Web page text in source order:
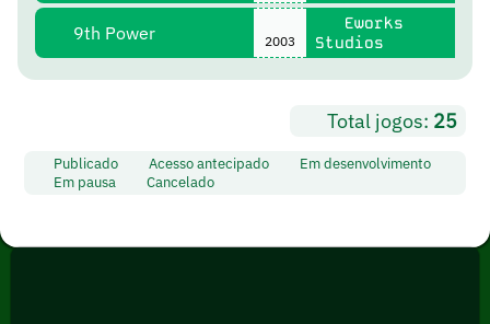
9th Power 2003
Eworks
Studios
Total jogos: 25
Publicado Acesso antecipado
Em desenvolvimento
Em pausa
Cancelado